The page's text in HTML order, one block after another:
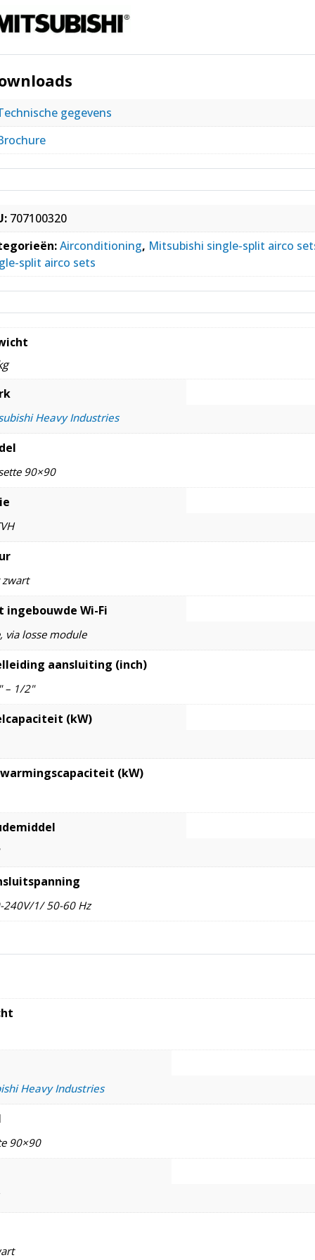
gegevens
707100320
Airconditioning, Mitsubishi single-split airco
split airco sets
Heavy Industries
90×90
ingebouwde Wi-Fi
via losse module
aansluiting (inch)
– 1/2"
(kW)
(kW)
240V/1/ 50-60 Hz
Heavy Industries
90×90